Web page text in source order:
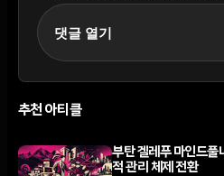
댓글 열기
추천 아티클
부탄 겔레푸 마인드풀
적 관리 체제 전환